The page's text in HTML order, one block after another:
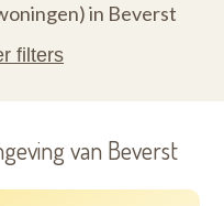
in Beverst
filters
van Beverst